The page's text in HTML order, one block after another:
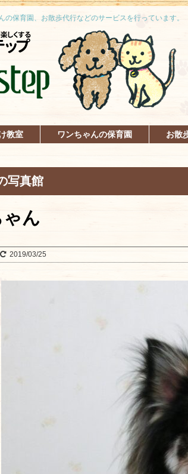
保育園、お散歩代行などのサービスを行っています。
教室 ワンちゃんの保育園 お散
写真館
ん
2019/03/25